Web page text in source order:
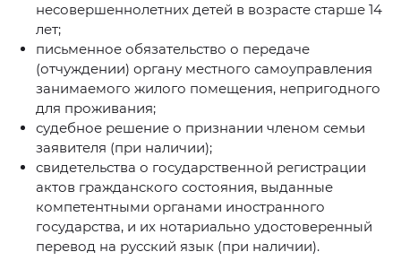
несовершеннолетних детей в возрасте старше 14
лет;
письменное обязательство о передаче
(отчуждении) органу местного самоуправления
занимаемого жилого помещения, непригодного
для проживания;
судебное решение о признании членом семьи
заявителя (при наличии);
свидетельства о государственной регистрации
актов гражданского состояния, выданные
компетентными органами иностранного
государства, и их нотариально удостоверенный
перевод на русский язык (при наличии).